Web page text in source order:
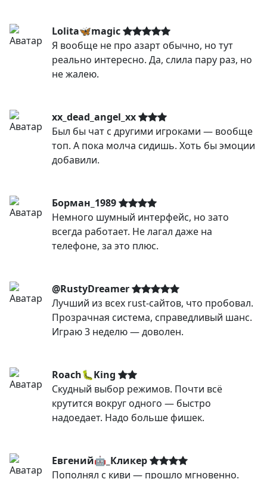
Lolita🦋magic
Я вообще не про азарт обычно, но тут
реально интересно. Да, слила пару раз, но
не жалею.
xx_dead_angel_xx
Был бы чат с другими игроками — вообще
топ. А пока молча сидишь. Хоть бы эмоции
добавили.
Борман_1989
Немного шумный интерфейс, но зато
всегда работает. Не лагал даже на
телефоне, за это плюс.
@RustyDreamer
Лучший из всех rust-сайтов, что пробовал.
Прозрачная система, справедливый шанс.
Играю 3 неделю — доволен.
Roach🐛King
Скудный выбор режимов. Почти всё
крутится вокруг одного — быстро
надоедает. Надо больше фишек.
Евгений🤖_Кликер
Пополнял с киви — прошло мгновенно.